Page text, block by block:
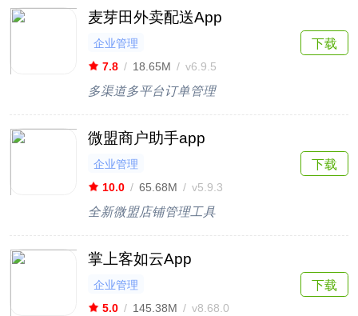
麦芽田外卖配送App
企业管理
7.8 / 18.65M / v6.9.5
多渠道多平台订单管理
下载
微盟商户助手app
企业管理
10.0 / 65.68M / v5.9.3
全新微盟店铺管理工具
下载
掌上客如云App
企业管理
5.0 / 145.38M / v8.68.0
下载